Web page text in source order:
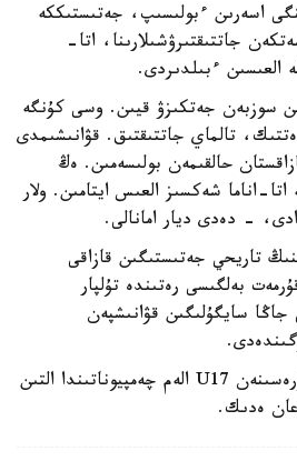
اسەرىن ءبولىسىپ، جەتىستىككە
جاتتىقتىرۋشىلارىنا، اتا-
العىسىن ءبىلدىردى.
سوزبەن جەتكىزۋ قيىن. وسى كۇنگە
تالماي جاتتىقتىق. قۋانىشىمدى
حالقىمەن بولىسەمىن. ەڭ
اتا-اناما شەكسىز العىس ايتامىن. ولار
- دەدى ديار امانالى.
تاريحي جەتىستىگىن قازاقى
بەلگىسى رەتىندە تۇلپار
سايگۇلىگىن قۋانىشپەن
ديار امانالى گرەك-ريم كۇرەسىنەن U17 الەم چەمپيوناتىندا التىن
ەدىك.